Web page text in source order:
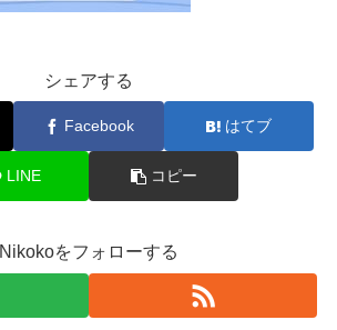
シェアする
Facebook はてブ
LINE コピー
Nikokoをフォローする